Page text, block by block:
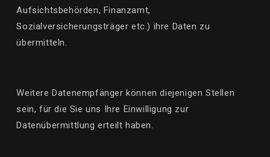
Aufsichtsbehörden, Finanzamt,
Sozialversicherungsträger etc.) ihre Daten zu
übermitteln.
Weitere Datenempfänger können diejenigen Stellen
sein, für die Sie uns Ihre Einwilligung zur
Datenübermittlung erteilt haben.